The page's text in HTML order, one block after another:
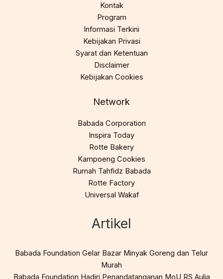
Kontak
Program
Informasi Terkini
Kebijakan Privasi
Syarat dan Ketentuan
Disclaimer
Kebijakan Cookies
Network
Babada Corporation
Inspira Today
Rotte Bakery
Kampoeng Cookies
Rumah Tahfidz Babada
Rotte Factory
Universal Wakaf
Artikel
Babada Foundation Gelar Bazar Minyak Goreng dan Telur
Murah
Babada Foundation Hadiri Penandatanganan MoU RS Aulia